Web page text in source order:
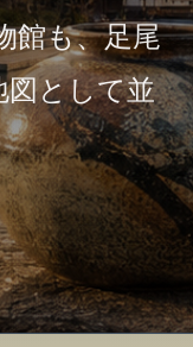
館も、足尾
図として並